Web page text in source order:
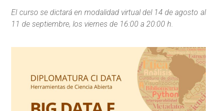
El curso se dictará en modalidad virtual del 14 de agosto al
11 de septiembre, los viernes de 16:00 a 20:00 h.